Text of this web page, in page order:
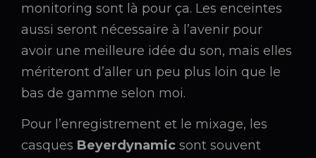
monitoring sont là pour ça. Les enceintes
aussi seront nécessaire à l’avenir pour
avoir une meilleure idée du son, mais elles
mériteront d’aller un peu plus loin que le
bas de gamme selon moi.
Pour l’enregistrement et le mixage, les
casques Beyerdynamic sont souvent